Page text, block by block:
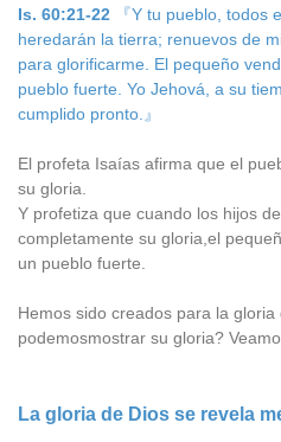
Is. 60:21-22
『Y tu pueblo, todos
heredarán la tierra; renuevos de
para glorificarme. El pequeño
pueblo fuerte. Yo Jehová, a su
cumplido pronto.』
El profeta Isaías afirma que el
su gloria.
Y profetiza que cuando los hijos
completamente su gloria,el
un pueblo fuerte.
Hemos sido creados para la
podemosmostrar su gloria?
La gloria de Dios se revela